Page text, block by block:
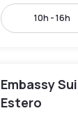
10h - 16h
Embassy
Estero